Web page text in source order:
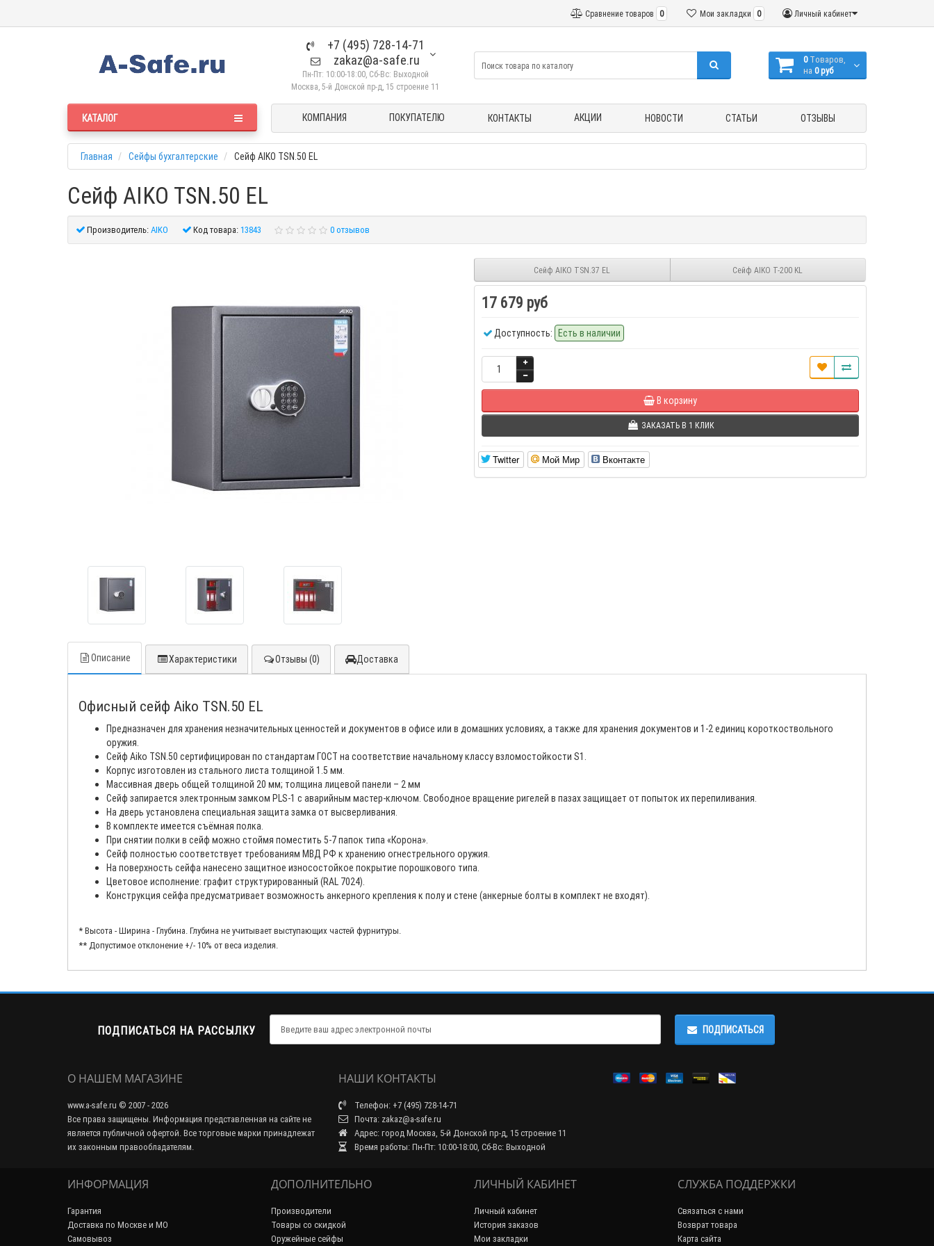
Личный кабинет
Мои закладки 0
Сравнение товаров 0
+7 (495) 728-14-71
zakaz@a-safe.ru
Пн-Пт: 10:00-18:00, Сб-Вс: Выходной
Москва, 5-й Донской пр-д, 15 строение 11
0 Tоваров,
на 0 руб
КАТАЛОГ КОМПАНИЯ ПОКУПАТЕЛЮ КОНТАКТЫ АКЦИИ НОВОСТИ СТАТЬИ ОТЗЫВЫ
Главная Сейфы бухгалтерские Сейф AIKO TSN.50 EL
Сейф AIKO TSN.50 EL
Производитель:AIKO Код товара:13843 0 отзывов
Сейф AIKO TSN.37 EL Сейф AIKO Т-200 KL
17 679 руб
Доступность: Есть в наличии
В корзину
ЗАКАЗАТЬ В 1 КЛИК
Twitter Мой Мир Вконтакте
Описание Характеристики Отзывы (0) Доставка
Офисный сейф Aiko TSN.50 EL
Предназначен для хранения незначительных ценностей и документов в офисе или в домашних условиях, а также для хранения документов и 1-2 единиц короткоствольного
оружия.
Сейф Aiko TSN.50 сертифицирован по стандартам ГОСТ на соответствие начальному классу взломостойкости S1.
Корпус изготовлен из стального листа толщиной 1.5 мм.
Массивная дверь общей толщиной 20 мм; толщина лицевой панели – 2 мм
Сейф запирается электронным замком PLS-1 с аварийным мастер-ключом. Свободное вращение ригелей в пазах защищает от попыток их перепиливания.
На дверь установлена специальная защита замка от высверливания.
В комплекте имеется съёмная полка.
При снятии полки в сейф можно стоймя поместить 5-7 папок типа «Корона».
Сейф полностью соответствует требованиям МВД РФ к хранению огнестрельного оружия.
На поверхность сейфа нанесено защитное износостойкое покрытие порошкового типа.
Цветовое исполнение: графит структурированный (RAL 7024).
Конструкция сейфа предусматривает возможность анкерного крепления к полу и стене (анкерные болты в комплект не входят).
* Высота - Ширина - Глубина. Глубина не учитывает выступающих частей фурнитуры.
** Допустимое отклонение +/- 10% от веса изделия.
ПОДПИСАТЬСЯ НА РАССЫЛКУ ПОДПИСАТЬСЯ
О НАШЕМ МАГАЗИНЕ
www.a-safe.ru © 2007 - 2026
Все права защищены. Информация представленная на сайте не
является публичной офертой. Все торговые марки принадлежат
их законным правообладателям.
НАШИ КОНТАКТЫ
Телефон: +7 (495) 728-14-71
Почта: zakaz@a-safe.ru
Адрес: город Москва, 5-й Донской пр-д, 15 строение 11
Время работы: Пн-Пт: 10:00-18:00, Сб-Вс: Выходной
ИНФОРМАЦИЯ
Гарантия
Доставка по Москве и МО
Самовывоз
ДОПОЛНИТЕЛЬНО
Производители
Товары со скидкой
Оружейные сейфы
ЛИЧНЫЙ КАБИНЕТ
Личный кабинет
История заказов
Мои закладки
СЛУЖБА ПОДДЕРЖКИ
Связаться с нами
Возврат товара
Карта сайта